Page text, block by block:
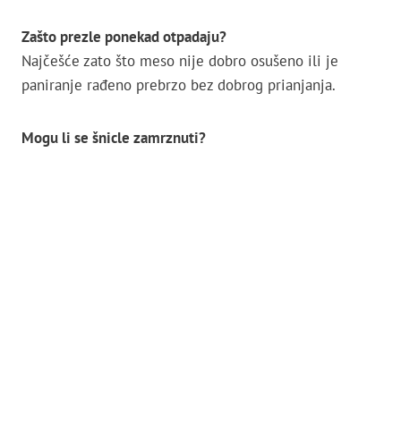
Zašto prezle ponekad otpadaju?
Najčešće zato što meso nije dobro osušeno ili je
paniranje rađeno prebrzo bez dobrog prianjanja.
Mogu li se šnicle zamrznuti?